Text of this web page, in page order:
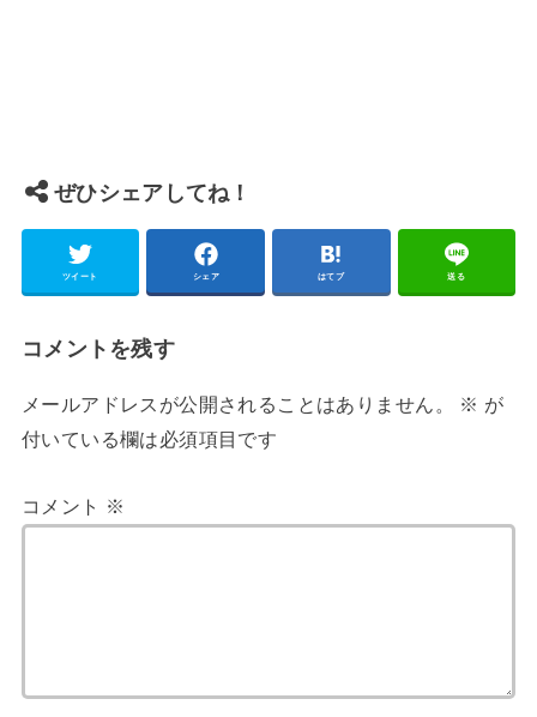
ぜひシェアしてね！
ツイート シェア はてブ 送る
コメントを残す
メールアドレスが公開されることはありません。 ※ が
付いている欄は必須項目です
コメント ※